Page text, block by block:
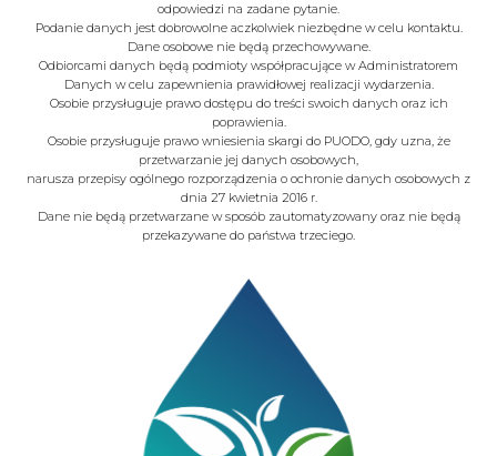
odpowiedzi na zadane pytanie.
Podanie danych jest dobrowolne aczkolwiek niezbędne w celu kontaktu.
Dane osobowe nie będą przechowywane.
Odbiorcami danych będą podmioty współpracujące w Administratorem
Danych w celu zapewnienia prawidłowej realizacji wydarzenia.
Osobie przysługuje prawo dostępu do treści swoich danych oraz ich
poprawienia.
Osobie przysługuje prawo wniesienia skargi do PUODO, gdy uzna, że
przetwarzanie jej danych osobowych,
narusza przepisy ogólnego rozporządzenia o ochronie danych osobowych z
dnia 27 kwietnia 2016 r.
Dane nie będą przetwarzane w sposób zautomatyzowany oraz nie będą
przekazywane do państwa trzeciego.